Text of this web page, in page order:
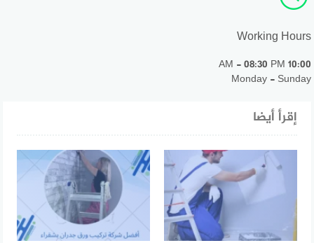
Working Hours
10:00 AM - 08:30 PM
Monday - Sunday
إقرأ أيضا